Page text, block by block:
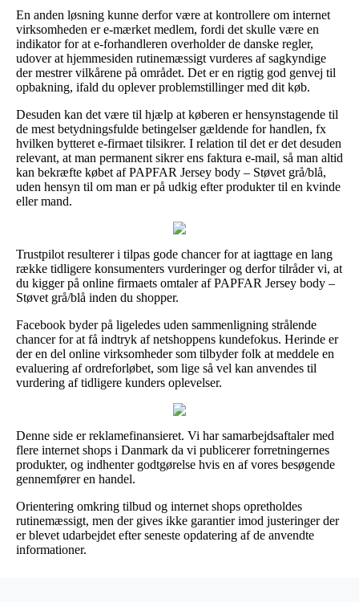
En anden løsning kunne derfor være at kontrollere om internet
virksomheden er e-mærket medlem, fordi det skulle være en
indikator for at e-forhandleren overholder de danske regler,
udover at hjemmesiden rutinemæssigt vurderes af sagkyndige
der mestrer vilkårene på området. Det er en rigtig god genvej til
opbakning, ifald du oplever problemstillinger med dit køb.
Desuden kan det være til hjælp at køberen er hensynstagende til
de mest betydningsfulde betingelser gældende for handlen, fx
hvilken bytteret e-firmaet tilsikrer. I relation til det er det desuden
relevant, at man permanent sikrer ens faktura e-mail, så man altid
kan bekræfte købet af PAPFAR Jersey body – Støvet grå/blå,
uden hensyn til om man er på udkig efter produkter til en kvinde
eller mand.
Trustpilot resulterer i tilpas gode chancer for at iagttage en lang
række tidligere konsumenters vurderinger og derfor tilråder vi, at
du kigger på online firmaets omtaler af PAPFAR Jersey body –
Støvet grå/blå inden du shopper.
Facebook byder på ligeledes uden sammenligning strålende
chancer for at få indtryk af netshoppens kundefokus. Herinde er
der en del online virksomheder som tilbyder folk at meddele en
evaluering af ordreforløbet, som lige så vel kan anvendes til
vurdering af tidligere kunders oplevelser.
Denne side er reklamefinansieret. Vi har samarbejdsaftaler med
flere internet shops i Danmark da vi publicerer forretningernes
produkter, og indhenter godtgørelse hvis en af vores besøgende
gennemfører en handel.
Orientering omkring tilbud og internet shops opretholdes
rutinemæssigt, men der gives ikke garantier imod justeringer der
er blevet udarbejdet efter seneste opdatering af de anvendte
informationer.